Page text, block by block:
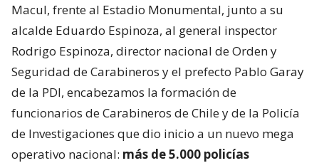
Macul, frente al Estadio Monumental, junto a su
alcalde Eduardo Espinoza, al general inspector
Rodrigo Espinoza, director nacional de Orden y
Seguridad de Carabineros y el prefecto Pablo Garay
de la PDI, encabezamos la formación de
funcionarios de Carabineros de Chile y de la Policía
de Investigaciones que dio inicio a un nuevo mega
operativo nacional: más de 5.000 policías